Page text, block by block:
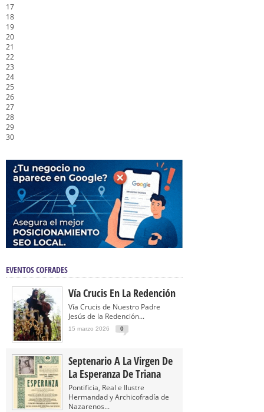
17
18
19
20
21
22
23
24
25
26
27
28
29
30
EVENTOS COFRADES
Vía Crucis En La Redención
Vía Crucis de Nuestro Padre
Jesús de la Redención...
15 marzo 2026 0
Septenario A La Virgen De
La Esperanza De Triana
Pontificia, Real e Ilustre
Hermandad y Archicofradía de
Nazarenos...